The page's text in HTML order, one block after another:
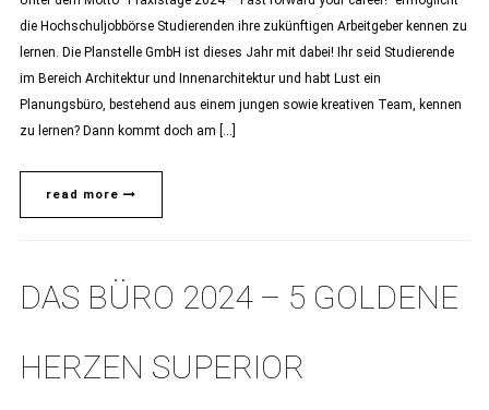
die Hochschuljobbörse Studierenden ihre zukünftigen Arbeitgeber kennen zu
lernen. Die Planstelle GmbH ist dieses Jahr mit dabei! Ihr seid Studierende
im Bereich Architektur und Innenarchitektur und habt Lust ein
Planungsbüro, bestehend aus einem jungen sowie kreativen Team, kennen
zu lernen? Dann kommt doch am […]
read more
DAS BÜRO 2024 – 5 GOLDENE
HERZEN SUPERIOR